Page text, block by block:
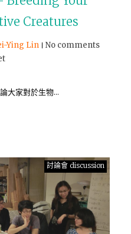
Creatures
Ying Lin
No comments
大家對於生物…
討論會 discussion